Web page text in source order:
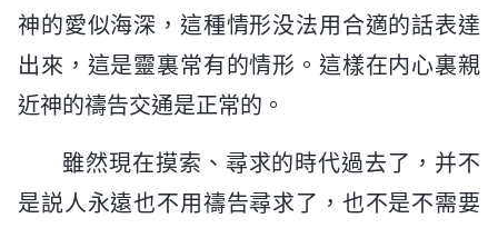
神的愛似海深，這種情形没法用合適的話表達
出來，這是靈裏常有的情形。這樣在内心裏親
近神的禱告交通是正常的。
雖然現在摸索、尋求的時代過去了，并不
是説人永遠也不用禱告尋求了，也不是不需要